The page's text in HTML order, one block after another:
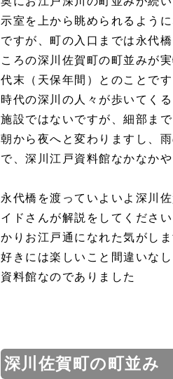
示室を上から眺められるよう
ですが、町の入口までは永代
ころの深川佐賀町の町並みが
代末（天保年間）とのことで
時代の深川の人々が歩いてく
施設ではないですが、細部ま
朝から夜へと変わりますし、
で、深川江戸資料館なかなか
永代橋を渡っていよいよ深川
イドさんが解説をしてくださ
かりお江戸通になれた気がし
好きには楽しいこと間違いな
資料館なのでありました
深川佐賀町の町並み